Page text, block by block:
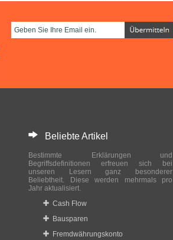
Beliebte Artikel
Bestimmte Erklärungen und
Begriffsdefinitionen erfreuen sich bei
unseren Lesern ganz besonderer
Beliebtheit. Diese werden mehrmals pro
Jahr aktualisiert.
Cash Flow
Bausparen
Fremdwährungskonto